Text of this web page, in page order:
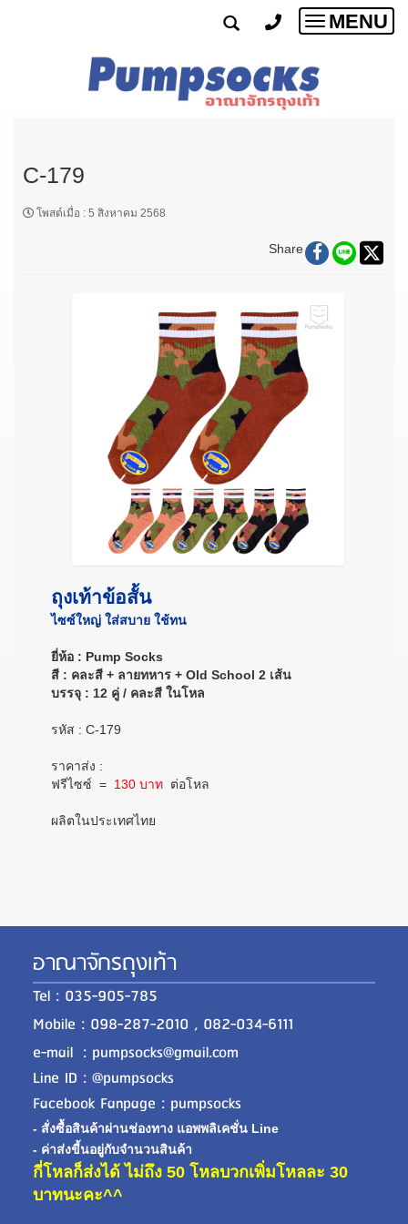
Toggle
MENU
C-179
โพสต์เมื่อ : 5 สิงหาคม 2568
Share
ถุงเท้าข้อสั้น
ไซซ์ใหญ่ ใส่สบาย ใช้ทน
ยี่ห้อ : Pump Socks
สี : คละสี + ลายทหาร + Old School 2 เส้น
บรรจุ : 12 คู่ / คละสี ในโหล
รหัส : C-179
ราคาส่ง :
ฟรีไซซ์ = 130 บาท ต่อโหล
ผลิตในประเทศไทย
อาณาจักรถุงเท้า
Tel : 035-905-785
Mobile : 098-287-2010 , 082-034-6111
e-mail : pumpsocks@gmail.com
Line ID : @pumpsocks
Facebook Fanpage : pumpsocks
- สั่งซื้อสินค้าผ่านช่องทาง แอพพลิเคชั่น Line
- ค่าส่งขี้นอยู่กับจำนวนสินค้า
กี่โหลก็ส่งได้ ไม่ถึง 50 โหลบวกเพิ่มโหลละ 30
บาทนะคะ^^